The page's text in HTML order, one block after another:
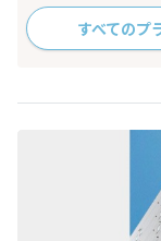
すべてのプ